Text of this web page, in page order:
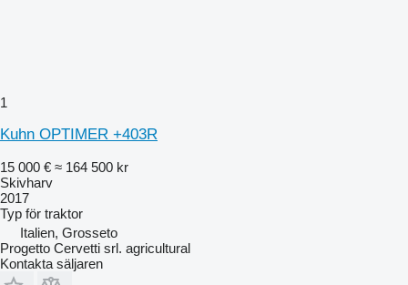
1
Kuhn OPTIMER +403R
15 000 € ≈ 164 500 kr
Skivharv
2017
Typ för traktor
Italien, Grosseto
Progetto Cervetti srl. agricultural
Kontakta säljaren